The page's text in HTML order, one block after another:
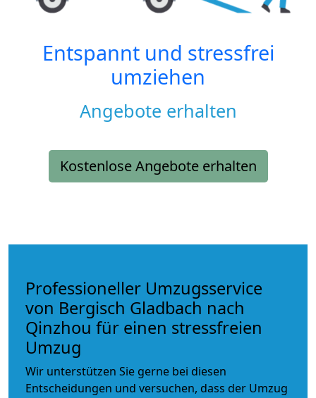
Entspannt und stressfrei
umziehen
Angebote erhalten
Kostenlose Angebote erhalten
Professioneller Umzugsservice
von Bergisch Gladbach nach
Qinzhou für einen stressfreien
Umzug
Wir unterstützen Sie gerne bei diesen
Entscheidungen und versuchen, dass der Umzug